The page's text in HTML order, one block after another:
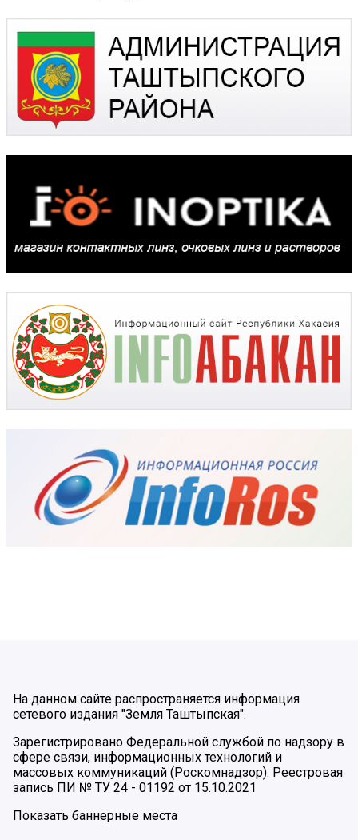
На данном сайте распространяется информация
сетевого издания "Земля Таштыпская".
Зарегистрировано Федеральной службой по надзору в
сфере связи, информационных технологий и
массовых коммуникаций (Роскомнадзор). Реестровая
запись ПИ № ТУ 24 - 01192 от 15.10.2021
Показать баннерные места